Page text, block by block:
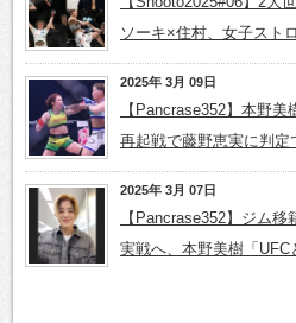
ソーキ×住村、女子スト
2025年 3月 09日
【Pancrase352】本野
再起戦で藤野恵実に判定
2025年 3月 07日
【Pancrase352】ジム
実戦へ、本野美樹「UFC